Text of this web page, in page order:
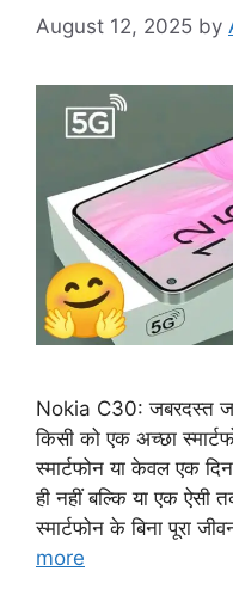
August 12, 2025 by
Nokia C30: जबरदस्त
किसी को एक अच्छा
स्मार्टफोन या केवल एक
ही नहीं बल्कि या एक ऐसी
स्मार्टफोन के बिना पूरा
more